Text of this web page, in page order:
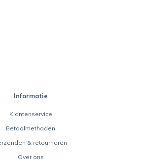
Informatie
Klantenservice
Betaalmethoden
& retourneren
Over ons